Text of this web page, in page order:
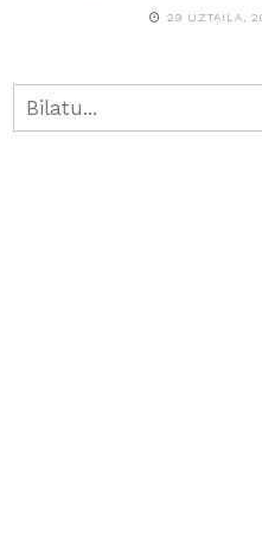
29 UZTAILA,